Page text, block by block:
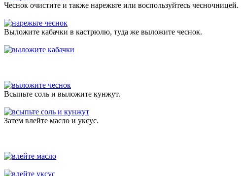
Чеснок очистите и также нарежьте или воспользуйтесь чесночницей.
Выложите кабачки в кастрюлю, туда же выложите чеснок.
Всыпьте соль и выложите кунжут.
Затем влейте масло и уксус.